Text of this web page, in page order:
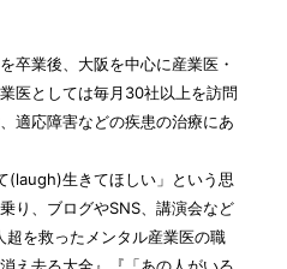
卒業後、大阪を中心に産業医・
医としては毎月30社以上を訪問
適応障害などの疾患の治療にあ
(laugh)生きてほしい」という思
り、ブログやSNS、講演会など
超を救ったメンタル産業医の職